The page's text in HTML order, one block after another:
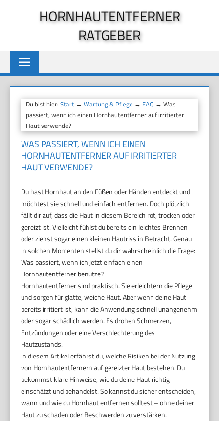
HORNHAUTENTFERNER
RATGEBER
Du bist hier:Start →Wartung & Pflege → FAQ → Was
passiert, wenn ich einen Hornhautentferner auf irritierter
Haut verwende?
WAS PASSIERT, WENN ICH EINEN
HORNHAUTENTFERNER AUF IRRITIERTER
HAUT VERWENDE?
Du hast Hornhaut an den Füßen oder Händen entdeckt und
möchtest sie schnell und einfach entfernen. Doch plötzlich
fällt dir auf, dass die Haut in diesem Bereich rot, trocken oder
gereizt ist. Vielleicht fühlst du bereits ein leichtes Brennen
oder ziehst sogar einen kleinen Hautriss in Betracht. Genau
in solchen Momenten stellst du dir wahrscheinlich die Frage:
Was passiert, wenn ich jetzt einfach einen
Hornhautentferner benutze?
Hornhautentferner sind praktisch. Sie erleichtern die Pflege
und sorgen für glatte, weiche Haut. Aber wenn deine Haut
bereits irritiert ist, kann die Anwendung schnell unangenehm
oder sogar schädlich werden. Es drohen Schmerzen,
Entzündungen oder eine Verschlechterung des
Hautzustands.
In diesem Artikel erfährst du, welche Risiken bei der Nutzung
von Hornhautentfernern auf gereizter Haut bestehen. Du
bekommst klare Hinweise, wie du deine Haut richtig
einschätzt und behandelst. So kannst du sicher entscheiden,
wann und wie du Hornhaut entfernen solltest – ohne deiner
Haut zu schaden oder Beschwerden zu verstärken.